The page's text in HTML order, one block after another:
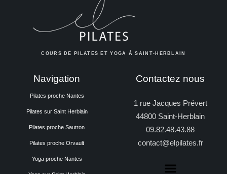
COURS DE PILATES ET YOGA À SAINT-HERBLAIN
Navigation
Pilates proche Nantes
Pilates sur Saint Herblain
Pilates proche Sautron
Pilates proche Orvault
Yoga proche Nantes
Contactez nous
1 rue Jacques Prévert
44800 Saint-Herblain
09.82.48.43.88
contact@elpilates.fr